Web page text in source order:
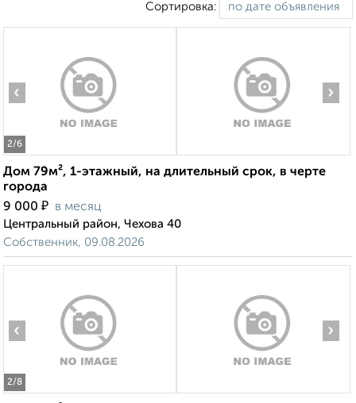
Сортировка:
2/6
‹ ›
Дом 79м², 1-этажный, на длительный срок, в черте
города
9 000 ₽ в месяц
Центральный район, Чехова 40
Собственник, 09.08.2026
2/8
‹ ›